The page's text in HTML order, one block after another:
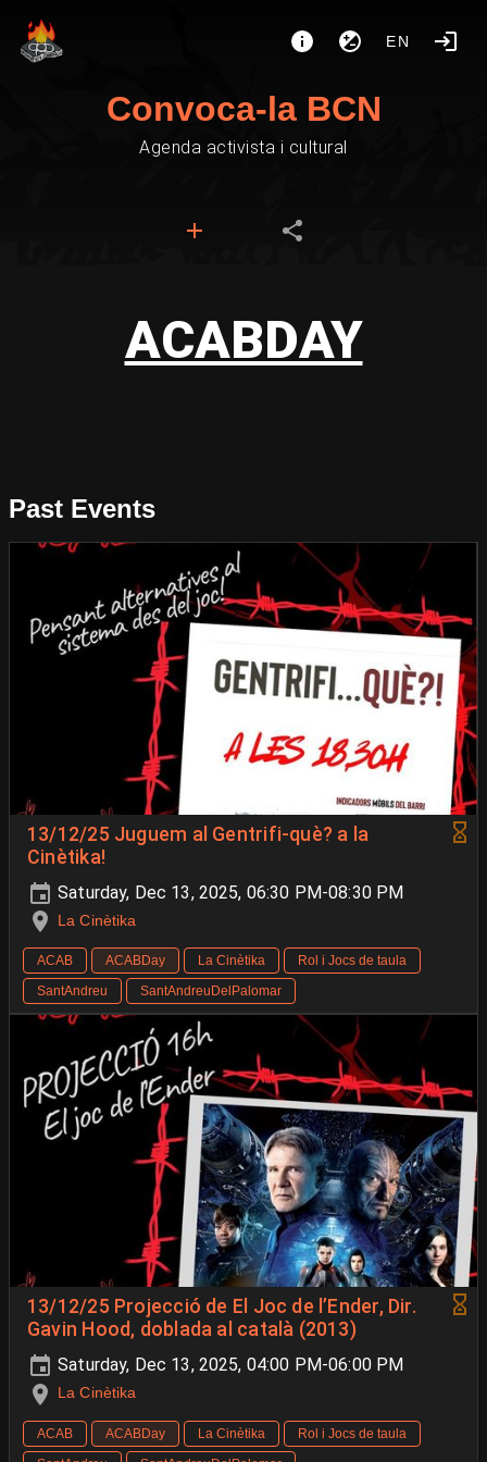
EN
Convoca-la BCN
Agenda activista i cultural
ACABDAY
Past Events
13/12/25 Juguem al Gentrifi-què? a la
Cinètika!
Saturday, Dec 13, 2025, 06:30 PM-08:30 PM
La Cinètika
ACAB ACABDay La Cinètika
Rol i Jocs de taula
SantAndreu
SantAndreuDelPalomar
13/12/25 Projecció de El Joc de l’Ender, Dir.
Gavin Hood, doblada al català (2013)
Saturday, Dec 13, 2025, 04:00 PM-06:00 PM
La Cinètika
ACAB ACABDay La Cinètika
Rol i Jocs de taula